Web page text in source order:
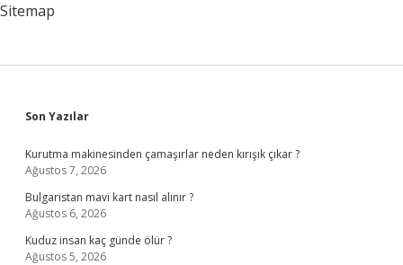
Sitemap
Sidebar
Son Yazılar
Kurutma makinesinden çamaşırlar neden kırışık çıkar ?
Ağustos 7, 2026
Bulgaristan mavi kart nasıl alınır ?
Ağustos 6, 2026
Kuduz insan kaç günde ölür ?
Ağustos 5, 2026